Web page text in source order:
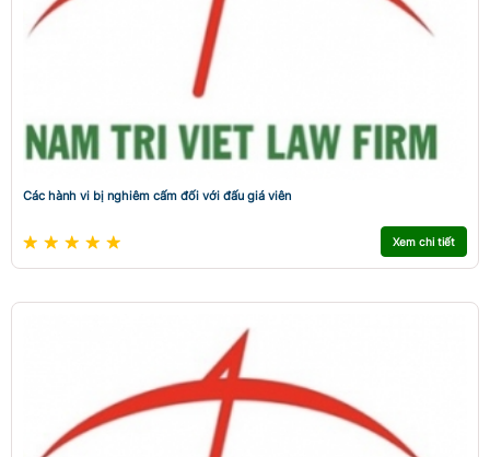
Các hành vi bị nghiêm cấm đối với đấu giá viên
Xem chi tiết